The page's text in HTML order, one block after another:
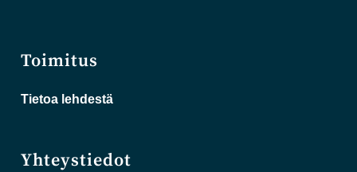
Toimitus
Tietoa lehdestä
Yhteystiedot